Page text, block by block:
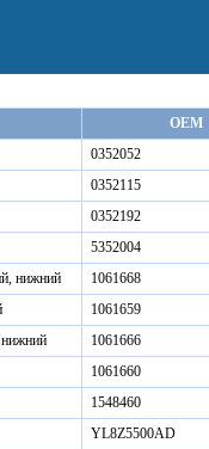
OEM
0352052
0352115
0352192
5352004
нижний
1061668
1061659
нижний
1061666
1061660
1548460
YL8Z5500AD